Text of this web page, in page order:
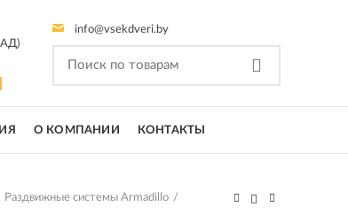
info@vsekdveri.by
О КОМПАНИИ КОНТАКТЫ
Раздвижные системы Armadillo